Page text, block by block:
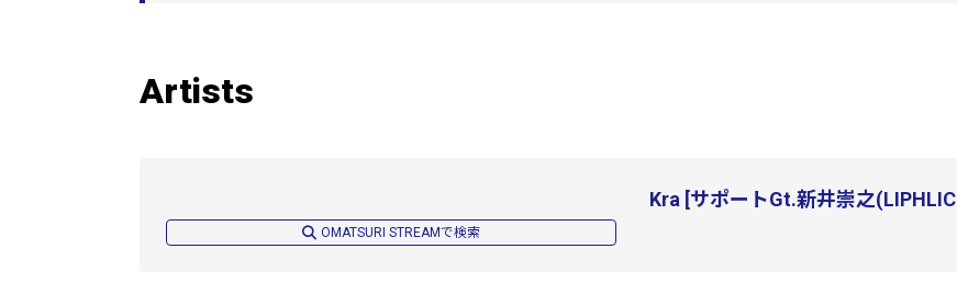
Artists
OMATSURI STREAMで検索
Kra [サポートGt.新井崇之